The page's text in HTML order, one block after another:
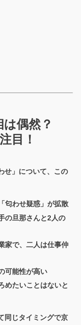
偶然？
目！
せ」について、この
匂わせ疑惑」が拡散
の旦那さんと2人の
家で、二人は仕事仲
可能性が高い
めたいことはないと
同じタイミングで京